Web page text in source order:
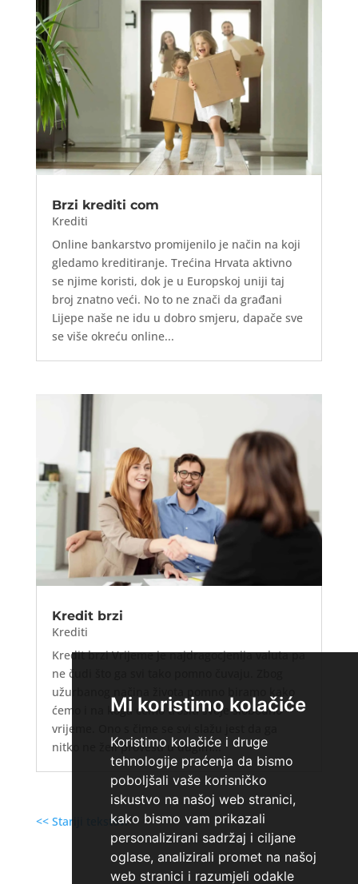
Mi koristimo kolačiće
Koristimo kolačiće i druge
tehnologije praćenja da bismo
poboljšali vaše korisničko
iskustvo na našoj web stranici,
kako bismo vam prikazali
personalizirani sadržaj i ciljane
oglase, analizirali promet na našoj
web stranici i razumjeli odakle
Brzi krediti com
Krediti
Online bankarstvo promijenilo je način na koji
gledamo kreditiranje. Trećina Hrvata aktivno
se njime koristi, dok je u Europskoj uniji taj
broj znatno veći. No to ne znači da građani
Lijepe naše ne idu u dobro smjeru, dapače sve
se više okreću online...
Kredit brzi
Krediti
Kredit brzi Vrijeme je najdragocjenija valuta pa
ne čudi što ga svi tako pomno čuvaju. Zbog
užurbanog načina života pomno biramo kako
ćemo i na koga ćemo trošiti svoje slobodno
vrijeme. Ono s čime se svi slažu jest da ga
nitko ne želi provesti u dugim...
<< Stariji tekstovi